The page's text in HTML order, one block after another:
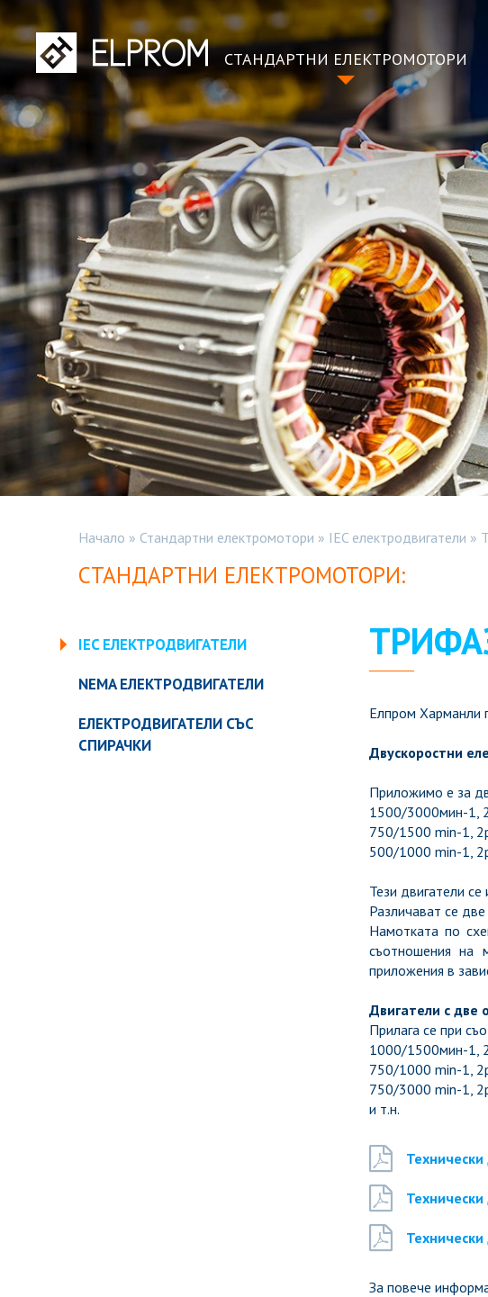
СТАНДАРТНИ ЕЛЕКТРОМОТОРИ
Начало » Стандартни електромотори » IEC електродвигатели »
СТАНДАРТНИ ЕЛЕКТРОМОТОРИ:
IEC ЕЛЕКТРОДВИГАТЕЛИ
NEMA ЕЛЕКТРОДВИГАТЕЛИ
ЕЛЕКТРОДВИГАТЕЛИ СЪС
СПИРАЧКИ
Елпром Харманли
Двускоростни
Приложимо е за
1500/3000мин-1,
750/1500 min-1,
500/1000 min-1,
Тези двигатели
Различават се
Намотката по
съотношения на
приложения в
Двигатели с две
Прилага се при
1000/1500мин-1,
750/1000 min-1,
750/3000 min-1,
и т.н.
За повече